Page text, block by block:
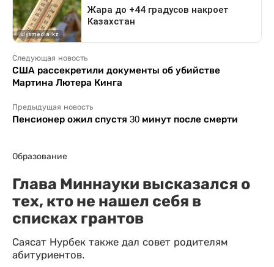
Следующая новость
США рассекретили документы об убийстве
Мартина Лютера Кинга
Предыдущая новость
Пенсионер ожил спустя 30 минут после смерти
Образование
Глава Миннауки высказался о
тех, кто не нашел себя в
списках грантов
Саясат Нурбек также дал совет родителям
абитуриентов.